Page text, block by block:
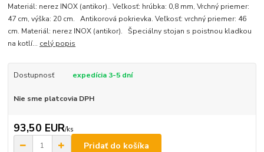
Materiál: nerez INOX (antikor).. Veľkosť: hrúbka: 0,8 mm, Vrchný priemer:
47 cm, výška: 20 cm. Antikorová pokrievka. Veľkosť: vrchný priemer: 46
cm. Materiál: nerez INOX (antikor). Špeciálny stojan s poistnou kladkou
na kotlí... celý popis
Dostupnosť expedícia 3-5 dní
Nie sme platcovia DPH
93,50 EUR/ks
Pridať do košíka